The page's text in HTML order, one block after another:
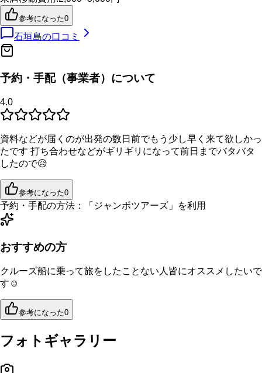
参考になった0
石垣島の口コミ
予約・手配（事業者）について
4.0
資料などが届くのが出発の数日前でもう少し早く来て欲しかっ
たです 打ち合わせなどがギリギリになって前日までバタバタ
したので😥
参考になった0
予約・手配の方法： 「 ジャンボツアーズ 」を利用
おすすめの方
クルーズ船に乗って旅をしたことない人皆にオススメしたいで
す☺️
参考になった0
フォトギャラリー